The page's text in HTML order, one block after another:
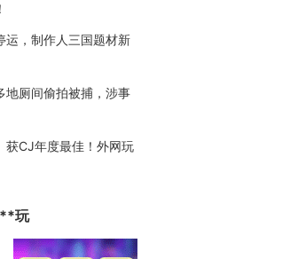
运，制作人三国题材新
地厕间偷拍被捕，涉事
获CJ年度最佳！外网玩
玩